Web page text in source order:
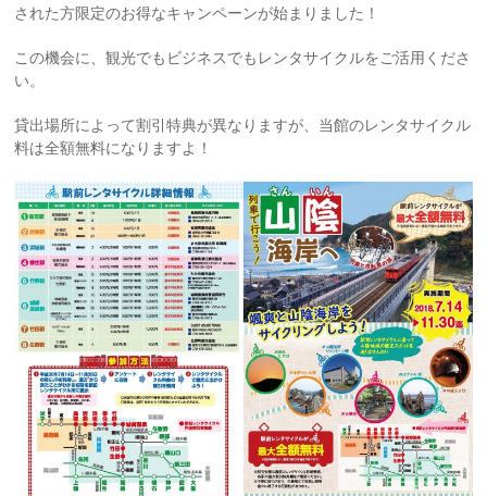
された方限定のお得なキャンペーンが始まりました！
この機会に、観光でもビジネスでもレンタサイクルをご活用くださ
い。
貸出場所によって割引特典が異なりますが、当館のレンタサイクル
料は全額無料になりますよ！